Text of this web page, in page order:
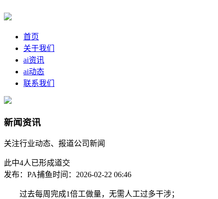
首页
关于我们
ai资讯
ai动态
联系我们
新闻资讯
关注行业动态、报道公司新闻
此中4人已形成道交
发布：PA捕鱼时间：2026-02-22 06:46
过去每周完成1倍工做量，无需人工过多干涉；